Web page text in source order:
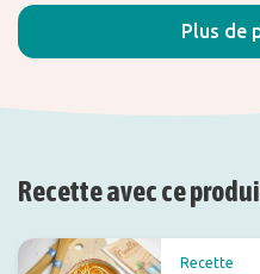
Plus de
Recette avec ce
Recette